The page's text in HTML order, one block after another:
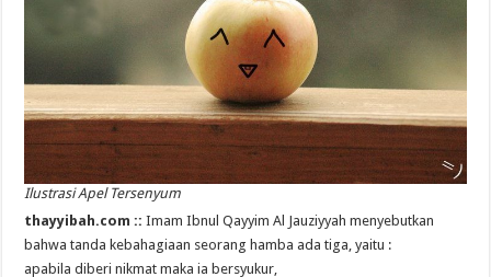
Ilustrasi Apel Tersenyum
thayyibah.com ::Imam Ibnul Qayyim Al Jauziyyah menyebutkan
bahwa tanda kebahagiaan seorang hamba ada tiga, yaitu :
apabila diberi nikmat maka ia bersyukur,